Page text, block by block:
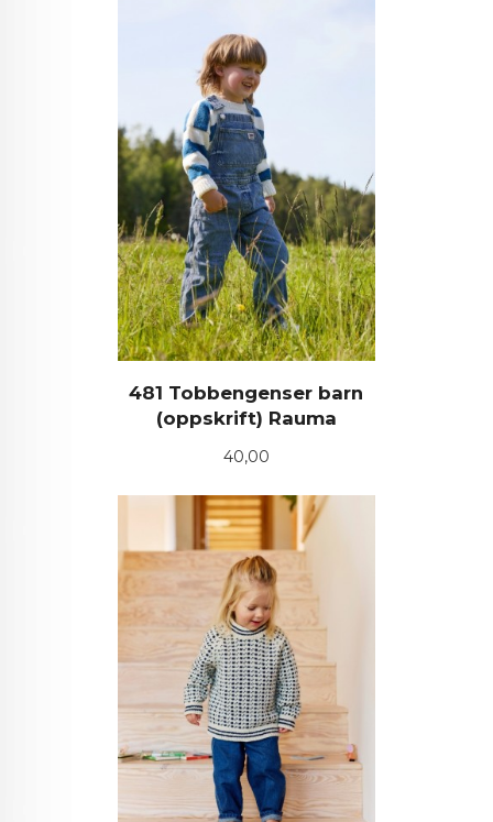
481 Tobbengenser barn
(oppskrift) Rauma
Pris
40,00